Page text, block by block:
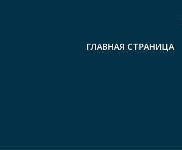
ГЛАВНАЯ СТРАНИЦА